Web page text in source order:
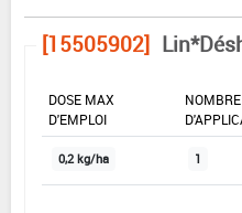
[15505902]
DOSE MAX
D'EMPLOI
0,2 kg/ha 1